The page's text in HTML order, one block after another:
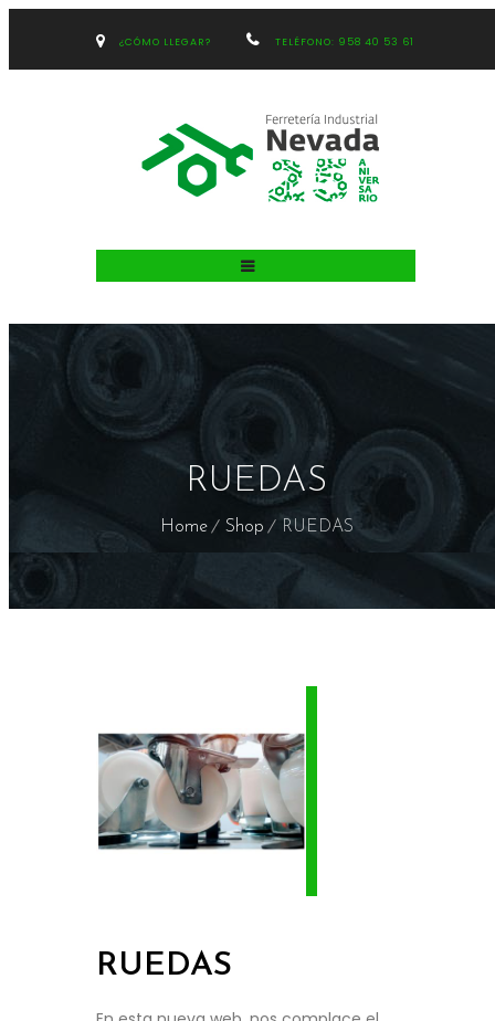
¿CÓMO LLEGAR? TELÉFONO: 958 40 53 61
RUEDAS
Home Shop RUEDAS
RUEDAS